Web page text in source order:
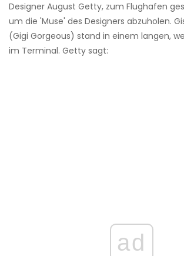
Designer August Getty, zum Flughafen
um die 'Muse' des Designers abzuholen.
(Gigi Gorgeous) stand in einem langen,
im Terminal. Getty sagt:
ad